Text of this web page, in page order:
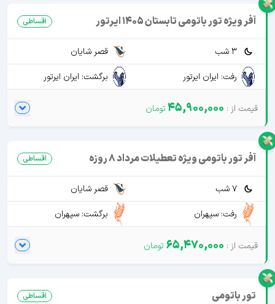
آفر ویژه تور باتومی تابستان 1405 ایرتور اقساطی
3 شب
قصر شایان
رفت: ایران ایرتور
برگشت: ایران ایرتور
45,900,000
آفر تور باتومی ویژه تعطیلات مرداد 8 روزه اقساطی
7 شب
قصر شایان
رفت: سپهران
برگشت: سپهران
65,470,000
تور باتومی اقساطی